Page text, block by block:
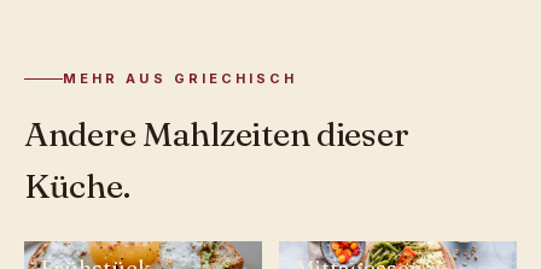
MEHR AUS GRIECHISCH
Andere Mahlzeiten dieser
Küche.